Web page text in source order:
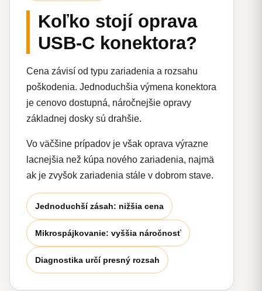
Koľko stojí oprava
USB-C konektora?
Cena závisí od typu zariadenia a rozsahu
poškodenia. Jednoduchšia výmena konektora
je cenovo dostupná, náročnejšie opravy
základnej dosky sú drahšie.
Vo väčšine prípadov je však oprava výrazne
lacnejšia než kúpa nového zariadenia, najmä
ak je zvyšok zariadenia stále v dobrom stave.
Jednoduchší zásah: nižšia cena
Mikrospájkovanie: vyššia náročnosť
Diagnostika určí presný rozsah